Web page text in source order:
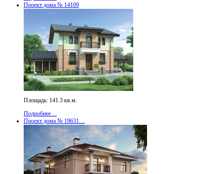
Проект дома № 14109
Площадь: 141.3 кв.м.
Подробнее ...
Проект дома № 19631…